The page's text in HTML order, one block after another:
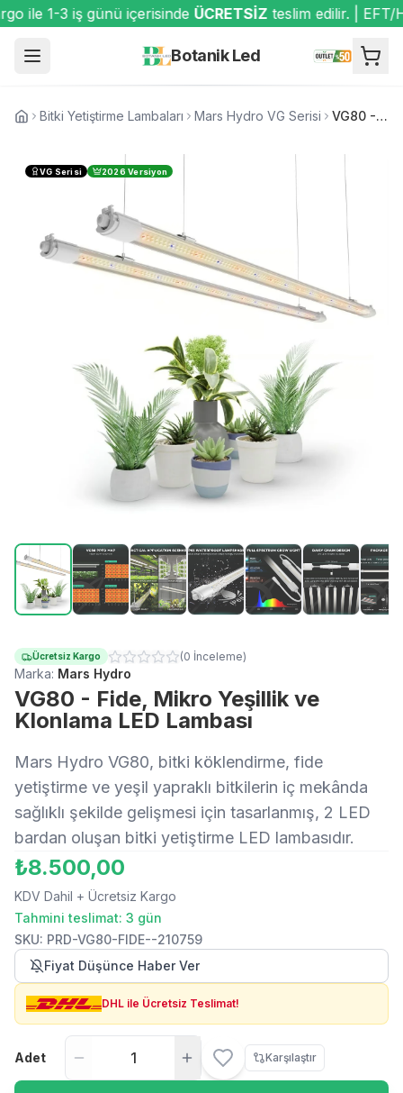
ile 1-3 iş günü içerisindeÜCRETSİZteslim edilir. | EFT/
Botanik Led
Bitki Yetiştirme Lambaları Mars Hydro VG Serisi VG80 - Fide, Mikro Yeşillik ve Klonlama LED Lambası
VG Serisi 2026 Versiyon
Ücretsiz Kargo (0 İnceleme)
Marka: Mars Hydro
VG80 - Fide, Mikro Yeşillik ve
Klonlama LED Lambası
Mars Hydro VG80, bitki köklendirme, fide
yetiştirme ve yeşil yapraklı bitkilerin iç mekânda
sağlıklı şekilde gelişmesi için tasarlanmış, 2 LED
bardan oluşan bitki yetiştirme LED lambasıdır.
₺8.500,00
KDV Dahil + Ücretsiz Kargo
Tahmini teslimat: 3 gün
SKU: PRD-VG80-FIDE--210759
Fiyat Düşünce Haber Ver
DHL ile Ücretsiz Teslimat!
Adet Karşılaştır